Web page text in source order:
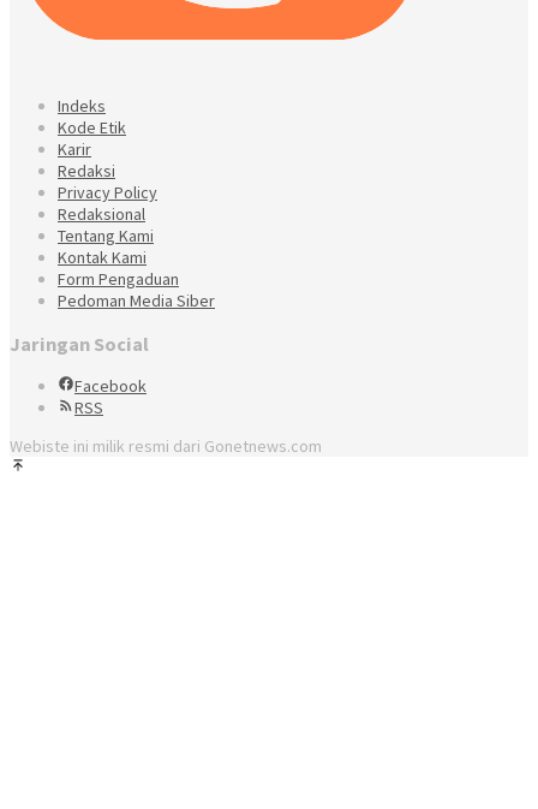
Indeks
Kode Etik
Karir
Redaksi
Privacy Policy
Redaksional
Tentang Kami
Kontak Kami
Form Pengaduan
Pedoman Media Siber
Jaringan Social
Facebook
RSS
Webiste ini milik resmi dari Gonetnews.com